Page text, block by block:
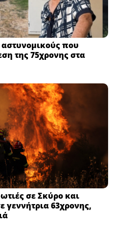
αστυνομικούς που
της 75χρονης στα
σε Σκύρο και
63χρονης,